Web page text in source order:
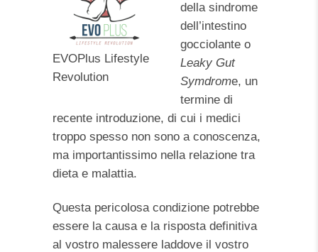
EVOPlus Lifestyle
Revolution
della sindrome
dell’intestino
gocciolante o
Leaky Gut
Symdrome, un
termine di
recente introduzione, di cui i medici
troppo spesso non sono a conoscenza,
ma importantissimo nella relazione tra
dieta e malattia.
Questa pericolosa condizione potrebbe
essere la causa e la risposta definitiva
al vostro malessere laddove il vostro